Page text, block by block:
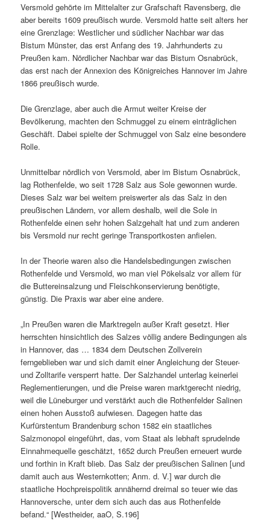
Versmold gehörte im Mittelalter zur Grafschaft Ravensberg, die
aber bereits 1609 preußisch wurde. Versmold hatte seit alters her
eine Grenzlage: Westlicher und südlicher Nachbar war das
Bistum Münster, das erst Anfang des 19. Jahrhunderts zu
Preußen kam. Nördlicher Nachbar war das Bistum Osnabrück,
das erst nach der Annexion des Königreiches Hannover im Jahre
1866 preußisch wurde.
Die Grenzlage, aber auch die Armut weiter Kreise der
Bevölkerung, machten den Schmuggel zu einem einträglichen
Geschäft. Dabei spielte der Schmuggel von Salz eine besondere
Rolle.
Unmittelbar nördlich von Versmold, aber im Bistum Osnabrück,
lag Rothenfelde, wo seit 1728 Salz aus Sole gewonnen wurde.
Dieses Salz war bei weitem preiswerter als das Salz in den
preußischen Ländern, vor allem deshalb, weil die Sole in
Rothenfelde einen sehr hohen Salzgehalt hat und zum anderen
bis Versmold nur recht geringe Transportkosten anfielen.
In der Theorie waren also die Handelsbedingungen zwischen
Rothenfelde und Versmold, wo man viel Pökelsalz vor allem für
die Buttereinsalzung und Fleischkonservierung benötigte,
günstig. Die Praxis war aber eine andere.
„In Preußen waren die Marktregeln außer Kraft gesetzt. Hier
herrschten hinsichtlich des Salzes völlig andere Bedingungen als
in Hannover, das … 1834 dem Deutschen Zollverein
ferngeblieben war und sich damit einer Angleichung der Steuer-
und Zolltarife versperrt hatte. Der Salzhandel unterlag keinerlei
Reglementierungen, und die Preise waren marktgerecht niedrig,
weil die Lüneburger und verstärkt auch die Rothenfelder Salinen
einen hohen Ausstoß aufwiesen. Dagegen hatte das
Kurfürstentum Brandenburg schon 1582 ein staatliches
Salzmonopol eingeführt, das, vom Staat als lebhaft sprudelnde
Einnahmequelle geschätzt, 1652 durch Preußen erneuert wurde
und forthin in Kraft blieb. Das Salz der preußischen Salinen [und
damit auch aus Westernkotten; Anm. d. V.] war durch die
staatliche Hochpreispolitik annähernd dreimal so teuer wie das
Hannoversche, unter dem sich auch das aus Rothenfelde
befand.“ [Westheider, aaO, S.196]